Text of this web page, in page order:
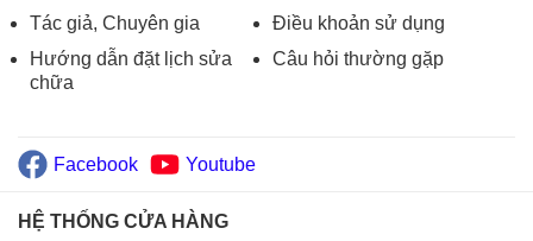
Tác giả, Chuyên gia
Hướng dẫn đặt lịch sửa
chữa
Điều khoản sử dụng
Câu hỏi thường gặp
Facebook Youtube
HỆ THỐNG CỬA HÀNG